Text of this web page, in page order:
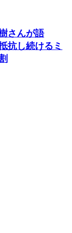
さんが語
抗し続けるミ